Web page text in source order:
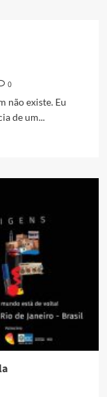
0
não existe. Eu
de um...